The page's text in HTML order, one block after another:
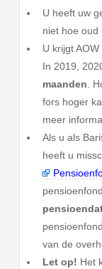
U heeft uw
niet hoe oud
U krijgt
In 2019,
maanden .
fors hoger
meer
Als u als
heeft u
van de
Let op! Het